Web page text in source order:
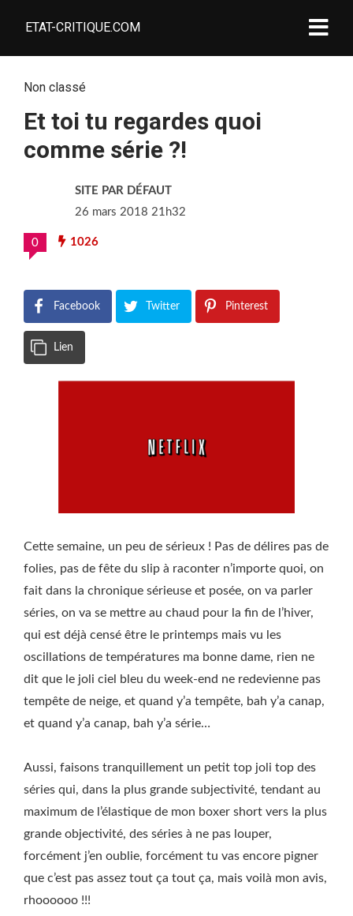
ETAT-CRITIQUE.COM
Non classé
Et toi tu regardes quoi
comme série ?!
SITE PAR DÉFAUT
26 mars 2018 21h32
0 1026
Facebook Twitter Pinterest
Lien
Cette semaine, un peu de sérieux ! Pas de délires pas de
folies, pas de fête du slip à raconter n’importe quoi, on
fait dans la chronique sérieuse et posée, on va parler
séries, on va se mettre au chaud pour la fin de l’hiver,
qui est déjà censé être le printemps mais vu les
oscillations de températures ma bonne dame, rien ne
dit que le joli ciel bleu du week-end ne redevienne pas
tempête de neige, et quand y’a tempête, bah y’a canap,
et quand y’a canap, bah y’a série…
Aussi, faisons tranquillement un petit top joli top des
séries qui, dans la plus grande subjectivité, tendant au
maximum de l’élastique de mon boxer short vers la plus
grande objectivité, des séries à ne pas louper,
forcément j’en oublie, forcément tu vas encore pigner
que c’est pas assez tout ça tout ça, mais voilà mon avis,
rhoooooo !!!